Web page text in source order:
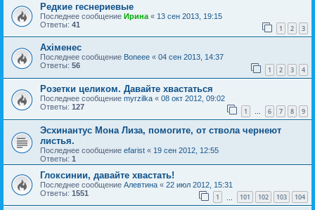
Редкие геснериевые
Последнее сообщение Ирина « 13 сен 2013, 19:15
Ответы: 41 1 2 3
Ахіменес
Последнее сообщение Boneee « 04 сен 2013, 14:37
Ответы: 56 1 2 3 4
Розетки целиком. Давайте хвастаться
Последнее сообщение myrzilka « 08 окт 2012, 09:02
Ответы: 127 1 … 6 7 8 9
Эсхинантус Мона Лиза, помогите, от ствола чернеют
листья.
Последнее сообщение efarist « 19 сен 2012, 12:55
Ответы: 1
Глоксинии, давайте хвастать!
Последнее сообщение Алевтина « 22 июл 2012, 15:31
Ответы: 1551 1 101 102 103 104